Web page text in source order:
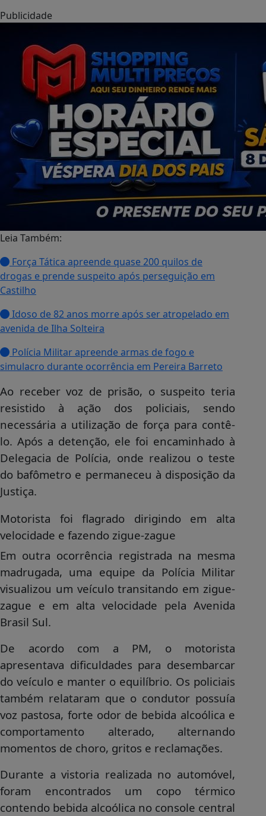
Publicidade
Leia Também:
Força Tática apreende quase 200 quilos de
drogas e prende suspeito após perseguição em
Castilho
Idoso de 82 anos morre após ser atropelado em
avenida de Ilha Solteira
Polícia Militar apreende armas de fogo e
simulacro durante ocorrência em Pereira Barreto
Ao receber voz de prisão, o suspeito teria
resistido à ação dos policiais, sendo
necessária a utilização de força para contê-
lo. Após a detenção, ele foi encaminhado à
Delegacia de Polícia, onde realizou o teste
do bafômetro e permaneceu à disposição da
Justiça.
Motorista foi flagrado dirigindo em alta
velocidade e fazendo zigue-zague
Em outra ocorrência registrada na mesma
madrugada, uma equipe da Polícia Militar
visualizou um veículo transitando em zigue-
zague e em alta velocidade pela Avenida
Brasil Sul.
De acordo com a PM, o motorista
apresentava dificuldades para desembarcar
do veículo e manter o equilíbrio. Os policiais
também relataram que o condutor possuía
voz pastosa, forte odor de bebida alcoólica e
comportamento alterado, alternando
momentos de choro, gritos e reclamações.
Durante a vistoria realizada no automóvel,
foram encontrados um copo térmico
contendo bebida alcoólica no console central